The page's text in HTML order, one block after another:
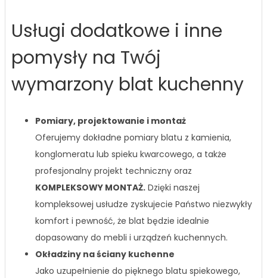
Usługi dodatkowe i inne
pomysły na Twój
wymarzony blat kuchenny
Pomiary, projektowanie i montaż
Oferujemy dokładne pomiary blatu z kamienia,
konglomeratu lub spieku kwarcowego, a także
profesjonalny projekt techniczny oraz
KOMPLEKSOWY MONTAŻ. Dzięki naszej
kompleksowej usłudze zyskujecie Państwo niezwykły
komfort i pewność, że blat będzie idealnie
dopasowany do mebli i urządzeń kuchennych.
Okładziny na ściany kuchenne
Jako uzupełnienie do pięknego blatu spiekowego,